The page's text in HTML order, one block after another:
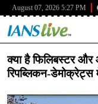
August 07, 2026 5:27 PM
क्या है फिलिबस्टर
रिपब्लिकन-डेमोक्रेट्स